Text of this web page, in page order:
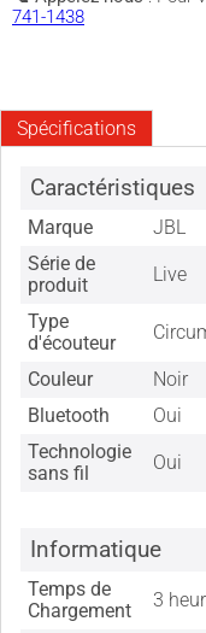
741-1438
Spécifications
Caractéristiques
Marque
JBL
Série de
produit
Live
Type
d'écouteur
Couleur
Noir
Bluetooth
Oui
Technologie
sans fil
Oui
Informatique
Temps de
Chargement
3